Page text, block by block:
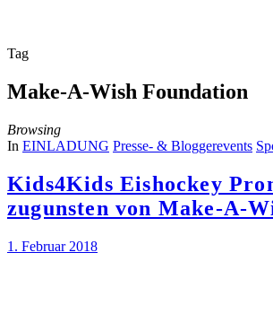
Tag
Make-A-Wish Foundation
Browsing
In EINLADUNG Presse- & Bloggerevents
Kids4Kids Eishockey
zugunsten von Make-A-
1. Februar 2018